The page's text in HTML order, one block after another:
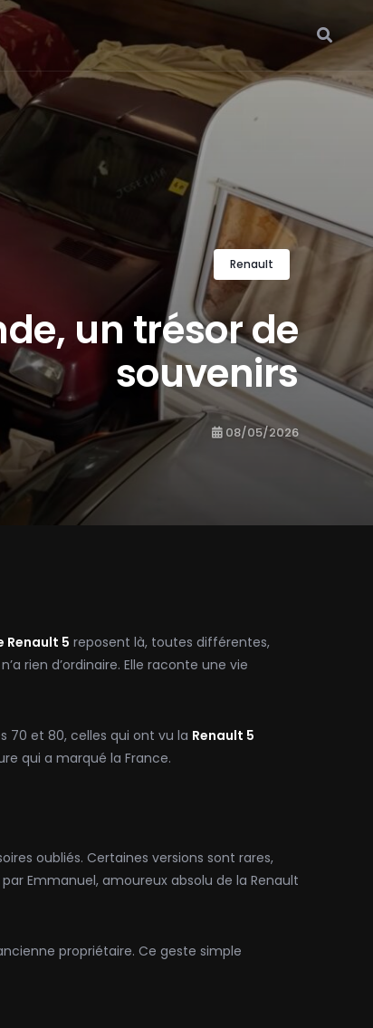
Renault
un trésor de
souvenirs
08/05/2026
Renault 5 reposent là, toutes différentes,
rien d’ordinaire. Elle raconte une vie
70 et 80, celles qui ont vu la Renault 5
qui a marqué la France.
oubliés. Certaines versions sont rares,
Emmanuel, amoureux absolu de la Renault
propriétaire. Ce geste simple